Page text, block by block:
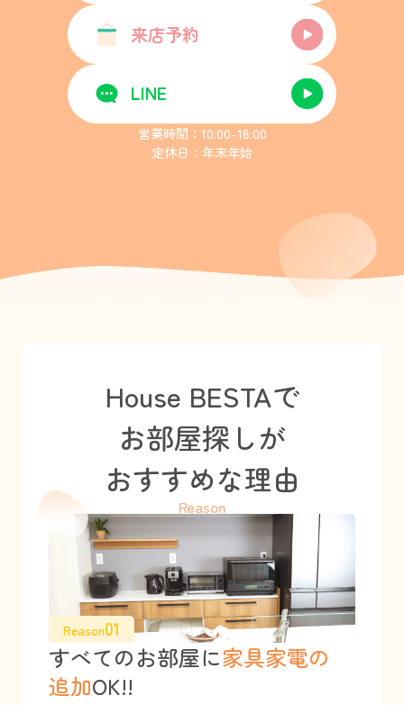
来店予約
LINE
営業時間：10:00-18:00
定休日：年末年始
House BESTAで
お部屋探しが
おすすめな理由
Reason
Reason01
すべてのお部屋に家具家電の
追加OK!!